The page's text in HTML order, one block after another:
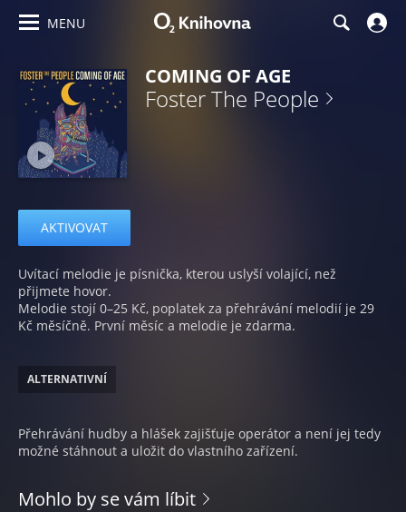
MENU
COMING OF AGE
Foster The People
AKTIVOVAT
Uvítací melodie je písnička, kterou uslyší volající, než
přijmete hovor.
Melodie stojí 0–25 Kč, poplatek za přehrávání melodií je 29
Kč měsíčně. První měsíc a melodie je zdarma.
ALTERNATIVNÍ
Přehrávání hudby a hlášek zajišťuje operátor a není jej tedy
možné stáhnout a uložit do vlastního zařízení.
Mohlo by se vám líbit